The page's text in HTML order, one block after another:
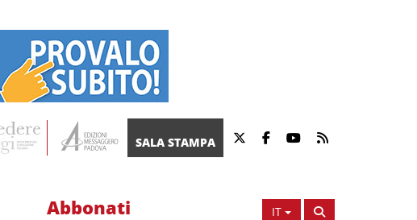
SALA STAMPA
IT
Abbonati